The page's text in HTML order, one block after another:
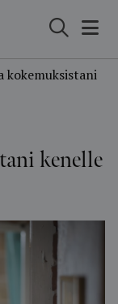
kokemuksistani
kenelle